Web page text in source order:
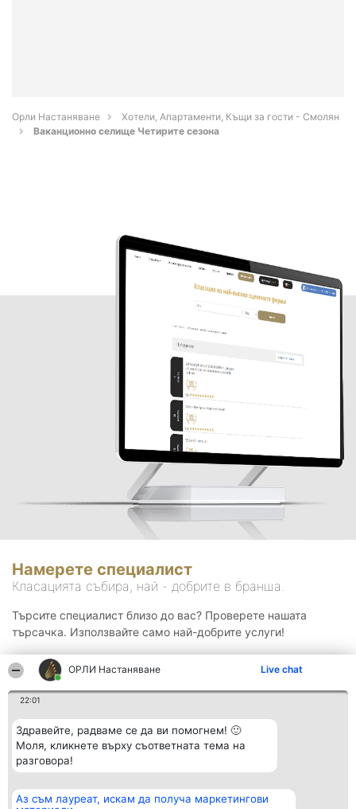
ОРЛИ Настаняване Live chat
22:01
Здравейте, радваме се да ви помогнем! 🙂
Моля, кликнете върху съответната тема на
разговора!
Аз съм лауреат, искам да получа маркетингови
Орли Настаняване
Хотели, Апартаменти, Къщи за гости - Смолян
Ваканционно селище Четирите сезона
Намерете специалист
Класацията събира, най - добрите в бранша.
Търсите специалист близо до вас? Проверете нашата
търсачка. Използвайте само най-добрите услуги!
Организатор на
Класация Контакти